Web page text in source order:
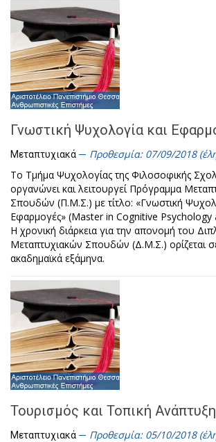
Γνωστική Ψυχολογία και
Μεταπτυχιακά
Προθεσμία: 07/09/2018
Το Τμήμα Ψυχολογίας της Φιλοσοφικής
οργανώνει και λειτουργεί Πρόγραμμα
Σπουδών (Π.Μ.Σ.) με τίτλο: «Γνωστική
Εφαρμογές» (Master in Cognitive Psychology
Η χρονική διάρκεια για την απονομή του
Μεταπτυχιακών Σπουδών (Δ.Μ.Σ.) ορίζεται
ακαδημαϊκά εξάμηνα.
Τουρισμός και Τοπική Ανάπτυξη
Μεταπτυχιακά
Προθεσμία: 05/10/2018